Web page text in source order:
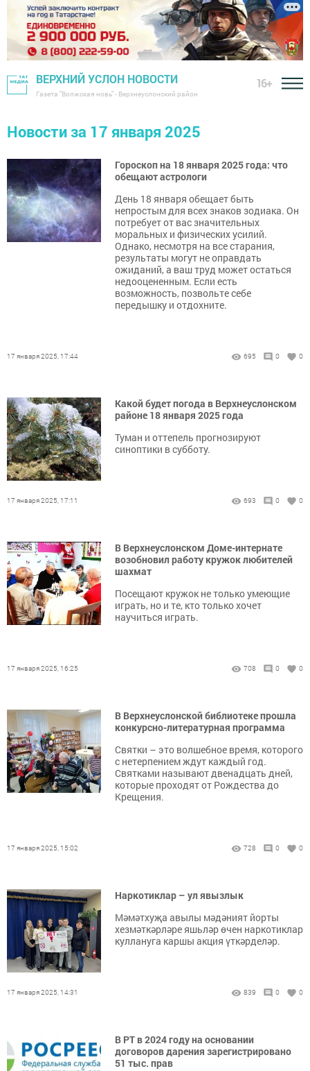
ВЕРХНИЙ УСЛОН НОВОСТИ
Газета "Волжская новь" - Верхнеуслонский район
16+
Новости за 17 января 2025
Гороскоп на 18 января 2025 года: что
обещают астрологи
День 18 января обещает быть
непростым для всех знаков зодиака. Он
потребует от вас значительных
моральных и физических усилий.
Однако, несмотря на все старания,
результаты могут не оправдать
ожиданий, а ваш труд может остаться
недооцененным. Если есть
возможность, позвольте себе
передышку и отдохните.
17 января 2025, 17:44 695 0 0
Какой будет погода в Верхнеуслонском
районе 18 января 2025 года
Туман и оттепель прогнозируют
синоптики в субботу.
17 января 2025, 17:11 693 0 0
В Верхнеуслонском Доме-интернате
возобновил работу кружок любителей
шахмат
Посещают кружок не только умеющие
играть, но и те, кто только хочет
научиться играть.
17 января 2025, 16:25 708 0 0
В Верхнеуслонской библиотеке прошла
конкурсно-литературная программа
Святки – это волшебное время, которого
с нетерпением ждут каждый год.
Святками называют двенадцать дней,
которые проходят от Рождества до
Крещения.
17 января 2025, 15:02 728 0 0
Наркотиклар – ул явызлык
Мәмәтхуҗа авылы мәдәният йорты
хезмәткәрләре яшьләр өчен наркотиклар
куллануга каршы акция үткәрделәр.
17 января 2025, 14:31 839 0 0
В РТ в 2024 году на основании
договоров дарения зарегистрировано
51 тыс. прав